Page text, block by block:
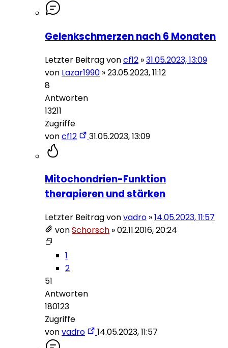
Gelenkschmerzen nach 6 Monaten
Letzter Beitrag voncf12 »31.05.2023, 13:09
von Lazar1990 »23.05.2023, 11:12
8
Antworten
13211
Zugriffe
voncf12 31.05.2023, 13:09
Mitochondrien-Funktion
therapieren und stärken
Letzter Beitrag vonvadro »14.05.2023, 11:57
vonSchorsch »02.11.2016, 20:24
1
2
51
Antworten
180123
Zugriffe
vonvadro 14.05.2023, 11:57